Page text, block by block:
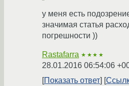
у меня есть
значимая статья
погрешности ))
Rastafarra ★★★★
28.01.2016 06:54:06
Показать ответ